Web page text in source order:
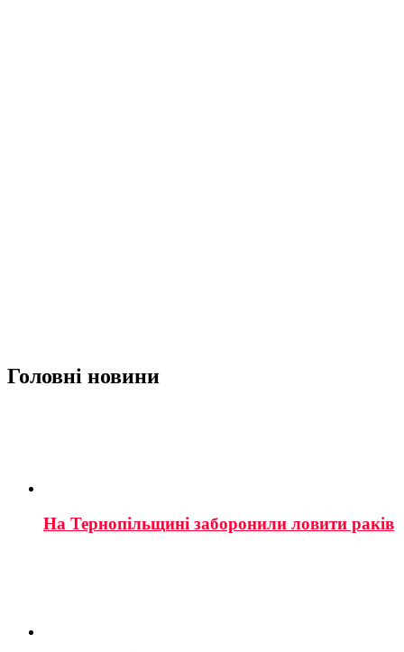
Головні новини
На Тернопільщині заборонили ловити раків